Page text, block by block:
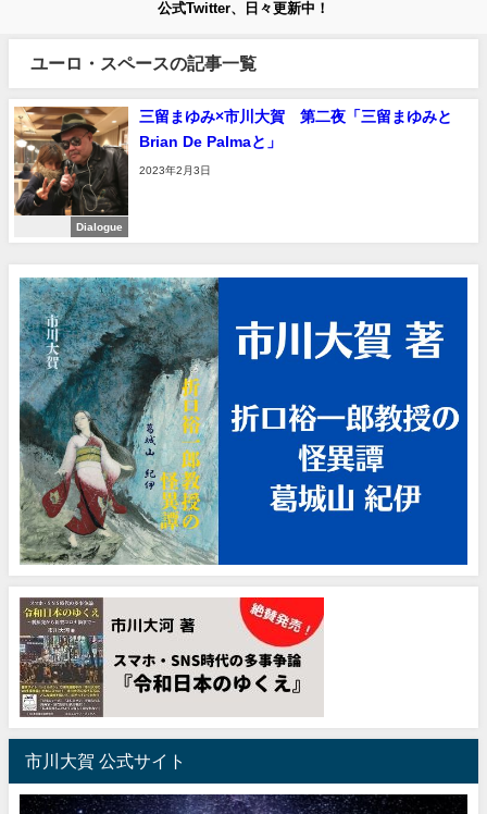
公式Twitter、日々更新中！
ユーロ・スペースの記事一覧
Dialogue
三留まゆみ×市川大賀 第二夜「三留まゆみと
Brian De Palmaと」
2023年2月3日
市川大賀 公式サイト